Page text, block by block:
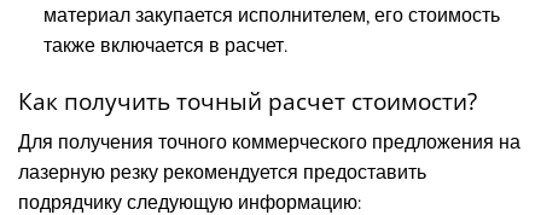
материал закупается исполнителем, его стоимость
также включается в расчет.
Как получить точный расчет стоимости?
Для получения точного коммерческого предложения на
лазерную резку рекомендуется предоставить
подрядчику следующую информацию: